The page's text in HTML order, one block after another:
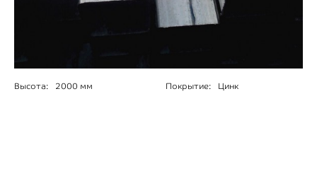
Высота: 2000 мм Покрытие: Цинк